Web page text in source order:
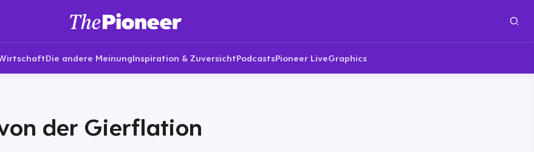
Die andere MeinungInspiration & ZuversichtPodcastsPioneer LiveGraphics
der Gierflation